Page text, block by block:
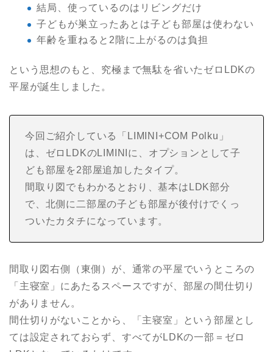
結局、使っているのはリビングだけ
子どもが巣立ったあとは子ども部屋は使わない
年齢を重ねると2階に上がるのは負担
という思想のもと、究極まで無駄を省いたゼロLDKの
平屋が誕生しました。
今回ご紹介している「LIMINI+COM Polku」
は、ゼロLDKのLIMINIに、オプションとして子
ども部屋を2部屋追加したタイプ。
間取り図でもわかるとおり、基本はLDK部分
で、北側に二部屋の子ども部屋が後付けでくっ
ついたカタチになっています。
間取り図右側（東側）が、通常の平屋でいうところの
「主寝室」にあたるスペースですが、部屋の間仕切り
がありません。
間仕切りがないことから、「主寝室」という部屋とし
ては設定されておらず、すべてがLDKの一部＝ゼロ